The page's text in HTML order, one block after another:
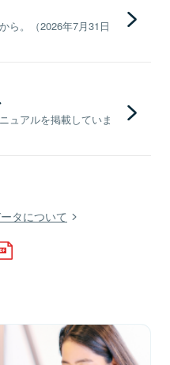
ら。（2026年7月31日
ュアルを掲載していま
タについて